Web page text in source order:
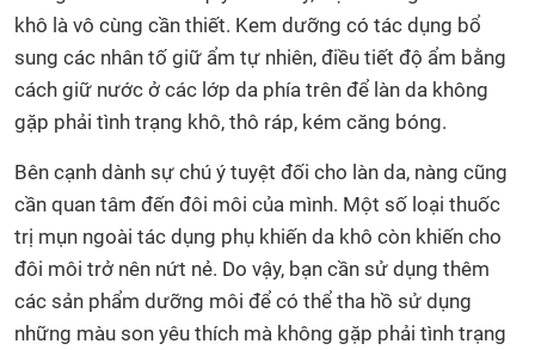
khô là vô cùng cần thiết. Kem dưỡng có tác dụng bổ
sung các nhân tố giữ ẩm tự nhiên, điều tiết độ ẩm bằng
cách giữ nước ở các lớp da phía trên để làn da không
gặp phải tình trạng khô, thô ráp, kém căng bóng.
Bên cạnh dành sự chú ý tuyệt đối cho làn da, nàng cũng
cần quan tâm đến đôi môi của mình. Một số loại thuốc
trị mụn ngoài tác dụng phụ khiến da khô còn khiến cho
đôi môi trở nên nứt nẻ. Do vậy, bạn cần sử dụng thêm
các sản phẩm dưỡng môi để có thể tha hồ sử dụng
những màu son yêu thích mà không gặp phải tình trạng